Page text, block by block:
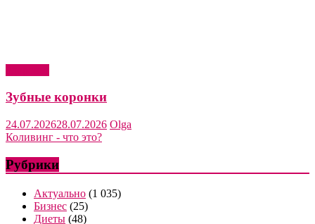
Зубные коронки
24.07.202628.07.2026 Olga
Коливинг - что это?
Рубрики
Актуально (1 035)
Бизнес (25)
Диеты (48)